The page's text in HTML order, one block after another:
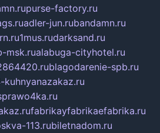
purse-factory.ru
adler-jun.rubandamn.ru
1mus.rudarksand.ru
msk.rualabuga-cityhotel.ru
blagodarenie-spb.ru
fabrikayfabrikaefabrika.ru
113.rubiletnadom.ru